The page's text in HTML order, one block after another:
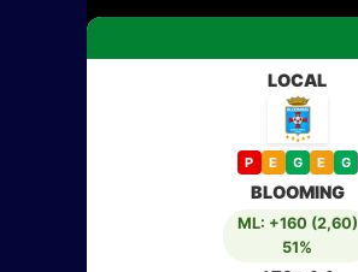
LOCAL
P E G E G
BLOOMING
ML: +160 (2,60)
51%